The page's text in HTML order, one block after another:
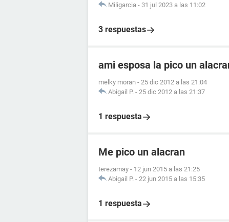
Miligarcia - 31 jul 2023 a las 11:02
3 respuestas
ami esposa la pico un
melky moran - 25 dic 2012 a las 21:04
Abigail P. - 25 dic 2012 a las 21:37
1 respuesta
Me pico un alacran
terezamay - 12 jun 2015 a las 21:25
Abigail P. - 22 jun 2015 a las 15:35
1 respuesta